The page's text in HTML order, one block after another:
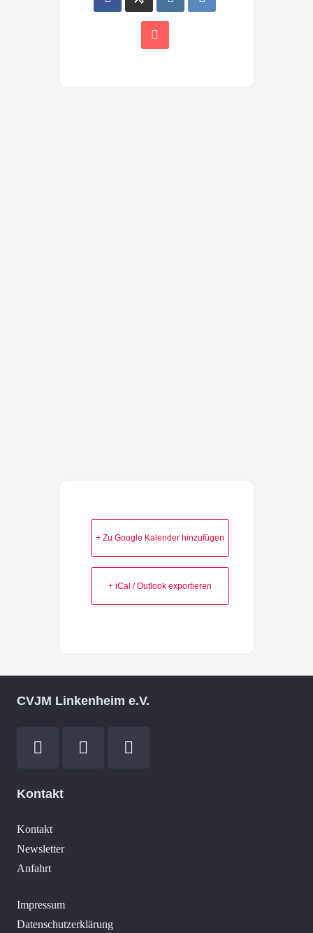
+ Zu Google Kalender hinzufügen
+ iCal / Outlook exportieren
CVJM Linkenheim e.V.
Kontakt
Kontakt
Newsletter
Anfahrt
Impressum
Datenschutzerklärung